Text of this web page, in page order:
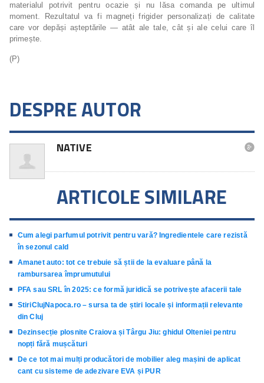
materialul potrivit pentru ocazie și nu lăsa comanda pe ultimul
moment. Rezultatul va fi magneți frigider personalizați de calitate
care vor depăși așteptările — atât ale tale, cât și ale celui care îl
primește.
(P)
DESPRE AUTOR
NATIVE 
ARTICOLE SIMILARE
Cum alegi parfumul potrivit pentru vară? Ingredientele care rezistă
în sezonul cald
Amanet auto: tot ce trebuie să știi de la evaluare până la
rambursarea împrumutului
PFA sau SRL în 2025: ce formă juridică se potrivește afacerii tale
StiriClujNapoca.ro – sursa ta de știri locale și informații relevante
din Cluj
Dezinsecție plosnite Craiova și Târgu Jiu: ghidul Olteniei pentru
nopți fără mușcături
De ce tot mai mulți producători de mobilier aleg mașini de aplicat
cant cu sisteme de adezivare EVA și PUR